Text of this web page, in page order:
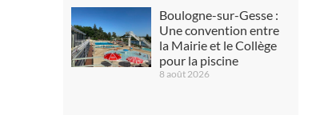
Boulogne-sur-Gesse :
Une convention entre
la Mairie et le Collège
pour la piscine
8 août 2026